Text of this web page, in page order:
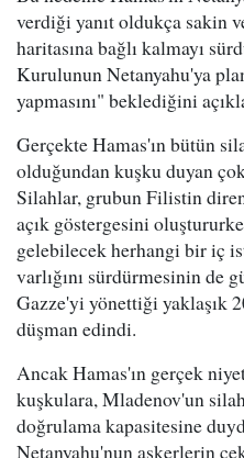
verdiği yanıt oldukça sakin
haritasına bağlı kalmayı
Kurulunun Netanyahu'ya
yapmasını" beklediğini
Gerçekte Hamas'ın bütün
olduğundan kuşku duyan
Silahlar, grubun Filistin
açık göstergesini
gelebilecek herhangi bir iç
varlığını sürdürmesinin de
Gazze'yi yönettiği yaklaşık
düşman edindi.
Ancak Hamas'ın gerçek
kuşkulara, Mladenov'un
doğrulama kapasitesine
Netanyahu'nun askerlerin